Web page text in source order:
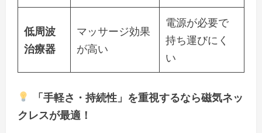
低周波
治療器
マッサージ効果
が高い
電源が必要で
持ち運びにく
い
「手軽さ・持続性」を重視するなら磁気ネッ
クレスが最適！